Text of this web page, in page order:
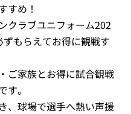
すめ！
クラブユニフォーム202
もらえてお得に観戦す
ご家族とお得に試合観戦
す。
、球場で選手へ熱い声援